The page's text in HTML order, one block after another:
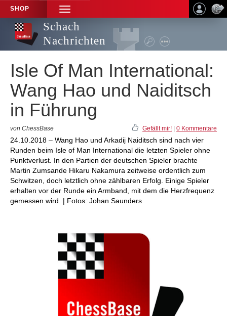
SHOP
TOGGLE
NAVIGATION
Schach
Nachrichten
Isle Of Man International:
Wang Hao und Naiditsch
in Führung
von ChessBase Gefällt mir! 0 Kommentare
24.10.2018 – Wang Hao und Arkadij Naiditsch sind nach vier
Runden beim Isle of Man International die letzten Spieler ohne
Punktverlust. In den Partien der deutschen Spieler brachte
Martin Zumsande Hikaru Nakamura zeitweise ordentlich zum
Schwitzen, doch letztlich ohne zählbaren Erfolg. Einige Spieler
erhalten vor der Runde ein Armband, mit dem die Herzfrequenz
gemessen wird. | Fotos: Johan Saunders